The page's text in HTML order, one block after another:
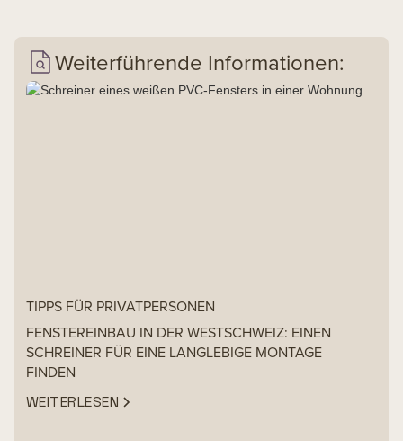
Weiterführende Informationen:
TIPPS FÜR PRIVATPERSONEN
FENSTEREINBAU IN DER WESTSCHWEIZ: EINEN
SCHREINER FÜR EINE LANGLEBIGE MONTAGE
FINDEN
WEITERLESEN